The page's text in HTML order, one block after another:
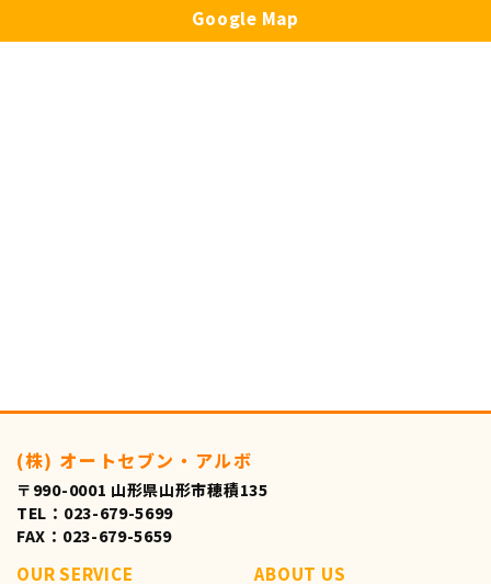
Google Map
(株) オートセブン・アルボ
〒990-0001 山形県山形市穂積135
TEL：023-679-5699
FAX：023-679-5659
OUR SERVICE ABOUT US